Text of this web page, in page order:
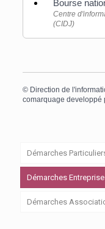
Bourse
Centre
(CIDJ)
© Direction de
comarquage developpé
Démarches
Démarches
Démarches